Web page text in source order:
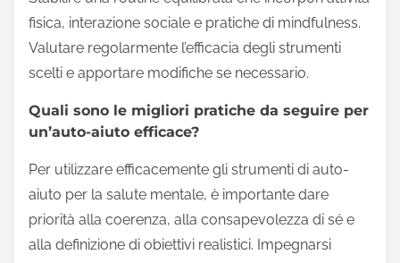
Per evitare le trappole nell’auto-aiuto per la salute
mentale, è fondamentale dare priorità a strategie
basate su evidenze e cercare guida professionale
quando necessario. Comprendere i propri limiti è
cruciale. Impegnarsi in auto-riflessione per
identificare i propri fattori scatenanti e risposte.
Stabilire una routine equilibrata che incorpori attività
fisica, interazione sociale e pratiche di mindfulness.
Valutare regolarmente l’efficacia degli strumenti
scelti e apportare modifiche se necessario.